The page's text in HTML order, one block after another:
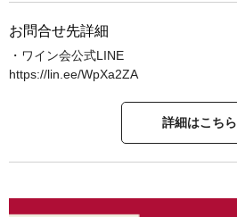
お問合せ先詳細
・ワイン会公式LINE
https://lin.ee/WpXa2ZA
詳細はこちら